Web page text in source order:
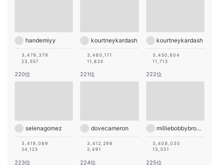
handemiyy
3,479,379
23,557
kourtneykardash
3,460,171
11,824
kourtneykardash
3,450,804
11,713
220位
selenagomez
3,419,089
24,123
221位
dovecameron
3,412,298
2,491
222位
milliebobbybrown
3,408,030
13,531
223位 224位 225位